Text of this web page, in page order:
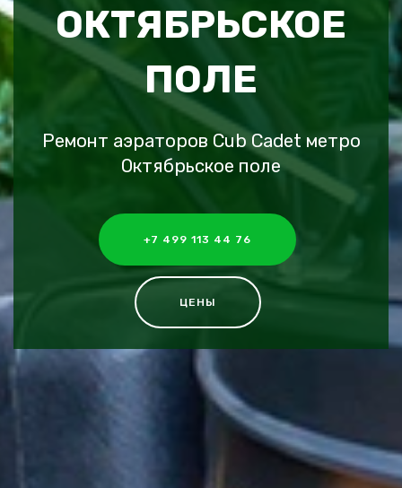
ОКТЯБРЬСКОЕ
ПОЛЕ
Ремонт аэраторов Cub Cadet метро
Октябрьское поле
+7 499 113 44 76
ЦЕНЫ